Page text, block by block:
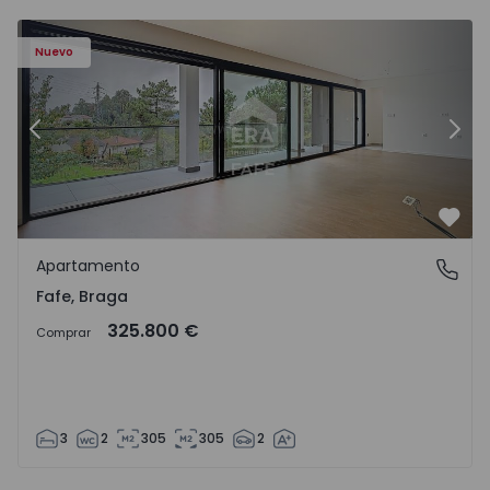
Nuevo
Anterior
Fafe, Braga
Apartamento
Fafe, Braga
Comprar 325.800 €
3 2 305 305 2